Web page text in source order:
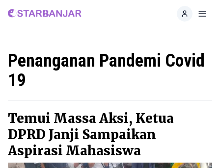
Home
Penanganan Pandemi Covid
19
Temui Massa Aksi, Ketua
DPRD Janji Sampaikan
Aspirasi Mahasiswa